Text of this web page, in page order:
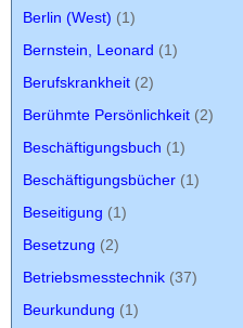
Berlin (West) (1)
Bernstein, Leonard (1)
Berufskrankheit (2)
Berühmte Persönlichkeit (2)
Beschäftigungsbuch (1)
Beschäftigungsbücher (1)
Beseitigung (1)
Besetzung (2)
Betriebsmesstechnik (37)
Beurkundung (1)